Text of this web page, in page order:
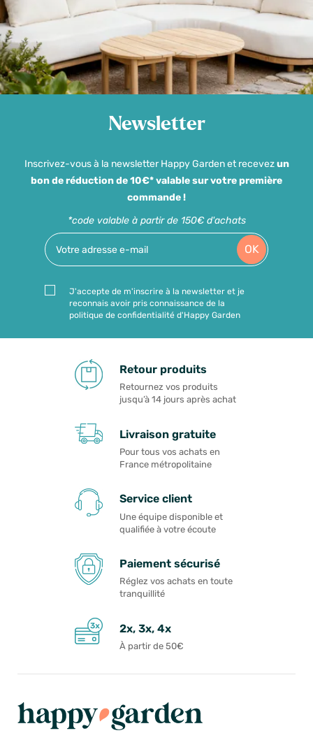
Newsletter
Inscrivez-vous à la newsletter Happy Garden et recevezun
bon de réduction de 10€* valable sur votre première
commande !
*code valable à partir de 150€ d'achats
OK
J'accepte de m'inscrire à la newsletter et je
reconnais avoir pris connaissance de la
politique de confidentialité d'Happy Garden
Retour produits
Retournez vos produits
jusqu’à 14 jours après achat
Livraison gratuite
Pour tous vos achats en
France métropolitaine
Service client
Une équipe disponible et
qualifiée à votre écoute
Paiement sécurisé
Réglez vos achats en toute
tranquillité
2x, 3x, 4x
À partir de 50€